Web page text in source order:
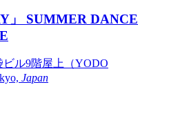
」 SUMMER DANCE
ル9階屋上（YODO
Japan